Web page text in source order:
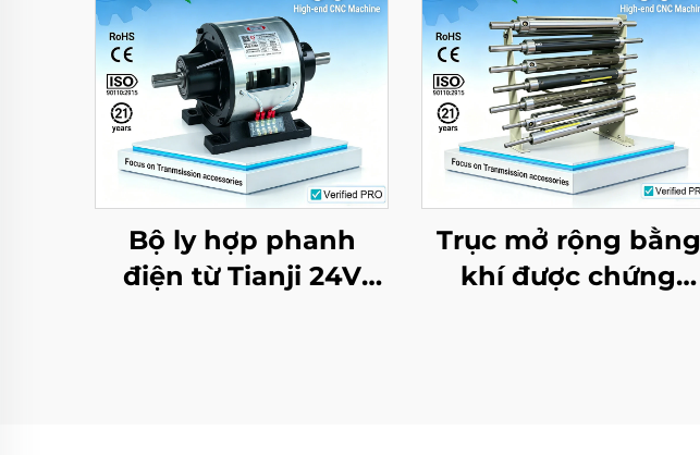
Bộ ly hợp phanh
điện từ Tianji 24V
Trục mở rộng bằng
khí được chứng